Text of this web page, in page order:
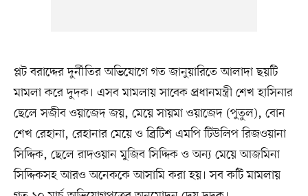
প্লট বরাদ্দের দুর্নীতির অভিযোগে গত জানুয়ারিতে আলাদা ছয়টি
মামলা করে দুদক। এসব মামলায় সাবেক প্রধানমন্ত্রী শেখ হাসিনার
ছেলে সজীব ওয়াজেদ জয়, মেয়ে সায়মা ওয়াজেদ (পুতুল), বোন
শেখ রেহানা, রেহানার মেয়ে ও ব্রিটিশ এমপি টিউলিপ রিজওয়ানা
সিদ্দিক, ছেলে রাদওয়ান মুজিব সিদ্দিক ও অন্য মেয়ে আজমিনা
সিদ্দিকসহ আরও অনেককে আসামি করা হয়। সব কটি মামলায়